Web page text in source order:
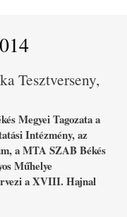
Tesztverseny,
Megyei Tagozata a
Intézmény, az
a MTA SZAB Békés
Műhelye
aXVIII. Hajnal